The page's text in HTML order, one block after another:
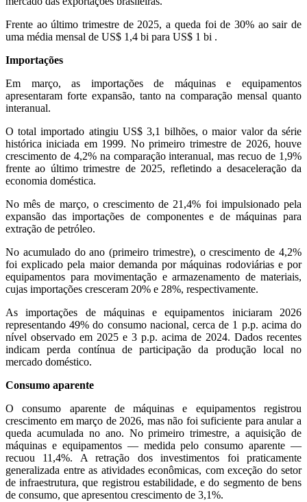
Frente ao último trimestre de 2025, a queda foi de 30% ao sair de
uma média mensal de US$ 1,4 bi para US$ 1 bi .
Importações
Em março, as importações de máquinas e equipamentos
apresentaram forte expansão, tanto na comparação mensal quanto
interanual.
O total importado atingiu US$ 3,1 bilhões, o maior valor da série
histórica iniciada em 1999. No primeiro trimestre de 2026, houve
crescimento de 4,2% na comparação interanual, mas recuo de 1,9%
frente ao último trimestre de 2025, refletindo a desaceleração da
economia doméstica.
No mês de março, o crescimento de 21,4% foi impulsionado pela
expansão das importações de componentes e de máquinas para
extração de petróleo.
No acumulado do ano (primeiro trimestre), o crescimento de 4,2%
foi explicado pela maior demanda por máquinas rodoviárias e por
equipamentos para movimentação e armazenamento de materiais,
cujas importações cresceram 20% e 28%, respectivamente.
As importações de máquinas e equipamentos iniciaram 2026
representando 49% do consumo nacional, cerca de 1 p.p. acima do
nível observado em 2025 e 3 p.p. acima de 2024. Dados recentes
indicam perda contínua de participação da produção local no
mercado doméstico.
Consumo aparente
O consumo aparente de máquinas e equipamentos registrou
crescimento em março de 2026, mas não foi suficiente para anular a
queda acumulada no ano. No primeiro trimestre, a aquisição de
máquinas e equipamentos — medida pelo consumo aparente —
recuou 11,4%. A retração dos investimentos foi praticamente
generalizada entre as atividades econômicas, com exceção do setor
de infraestrutura, que registrou estabilidade, e do segmento de bens
de consumo, que apresentou crescimento de 3,1%.